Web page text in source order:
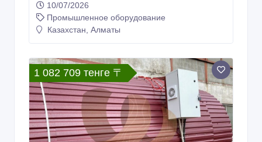
10/07/2026
Промышленное оборудование
Казахстан, Алматы
1 082 709 тенге 〒